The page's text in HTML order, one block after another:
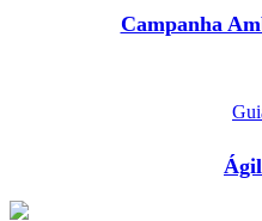
Campanha